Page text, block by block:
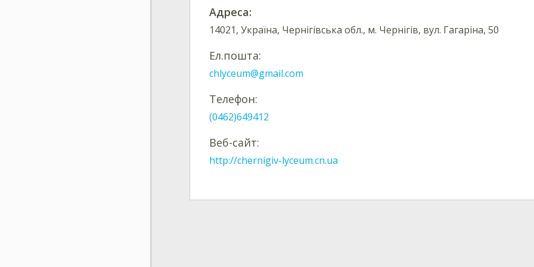
Адреса:
14021, Україна, Чернігівська обл., м. Чернігів, вул. Гагаріна, 50
Ел.пошта:
chlyceum@gmail.com
Телефон:
(0462)649412
Веб-сайт:
http://chernigiv-lyceum.cn.ua